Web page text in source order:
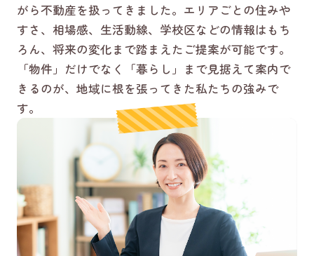
がら不動産を扱ってきました。エリアごとの住みや
すさ、相場感、生活動線、学校区などの情報はもち
ろん、将来の変化まで踏まえたご提案が可能です。
「物件」だけでなく「暮らし」まで見据えて案内で
きるのが、地域に根を張ってきた私たちの強みで
す。